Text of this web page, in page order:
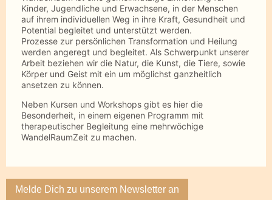
Kinder, Jugendliche und Erwachsene, in der Menschen
auf ihrem individuellen Weg in ihre Kraft, Gesundheit und
Potential begleitet und unterstützt werden.
Prozesse zur persönlichen Transformation und Heilung
werden angeregt und begleitet. Als Schwerpunkt unserer
Arbeit beziehen wir die Natur, die Kunst, die Tiere, sowie
Körper und Geist mit ein um möglichst ganzheitlich
ansetzen zu können.
Neben Kursen und Workshops gibt es hier die
Besonderheit, in einem eigenen Programm mit
therapeutischer Begleitung eine mehrwöchige
WandelRaumZeit zu machen.
Melde Dich zu unserem Newsletter an